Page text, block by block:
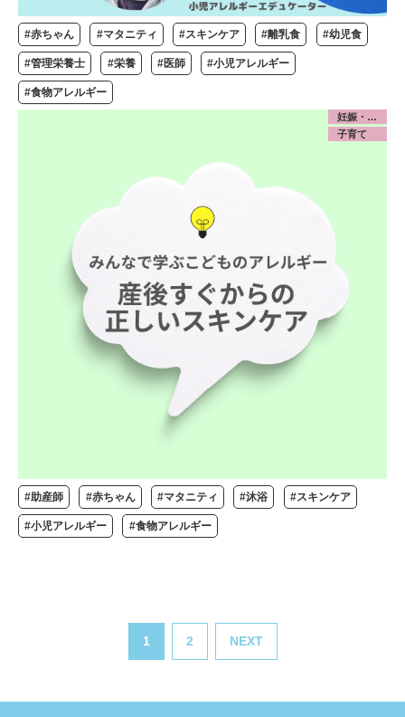
#赤ちゃん #マタニティ #スキンケア #離乳食 #幼児食
#管理栄養士 #栄養 #医師 #小児アレルギー
#食物アレルギー
妊娠・出産
子育て
#助産師 #赤ちゃん #マタニティ #沐浴 #スキンケア
#小児アレルギー #食物アレルギー
1 2 NEXT